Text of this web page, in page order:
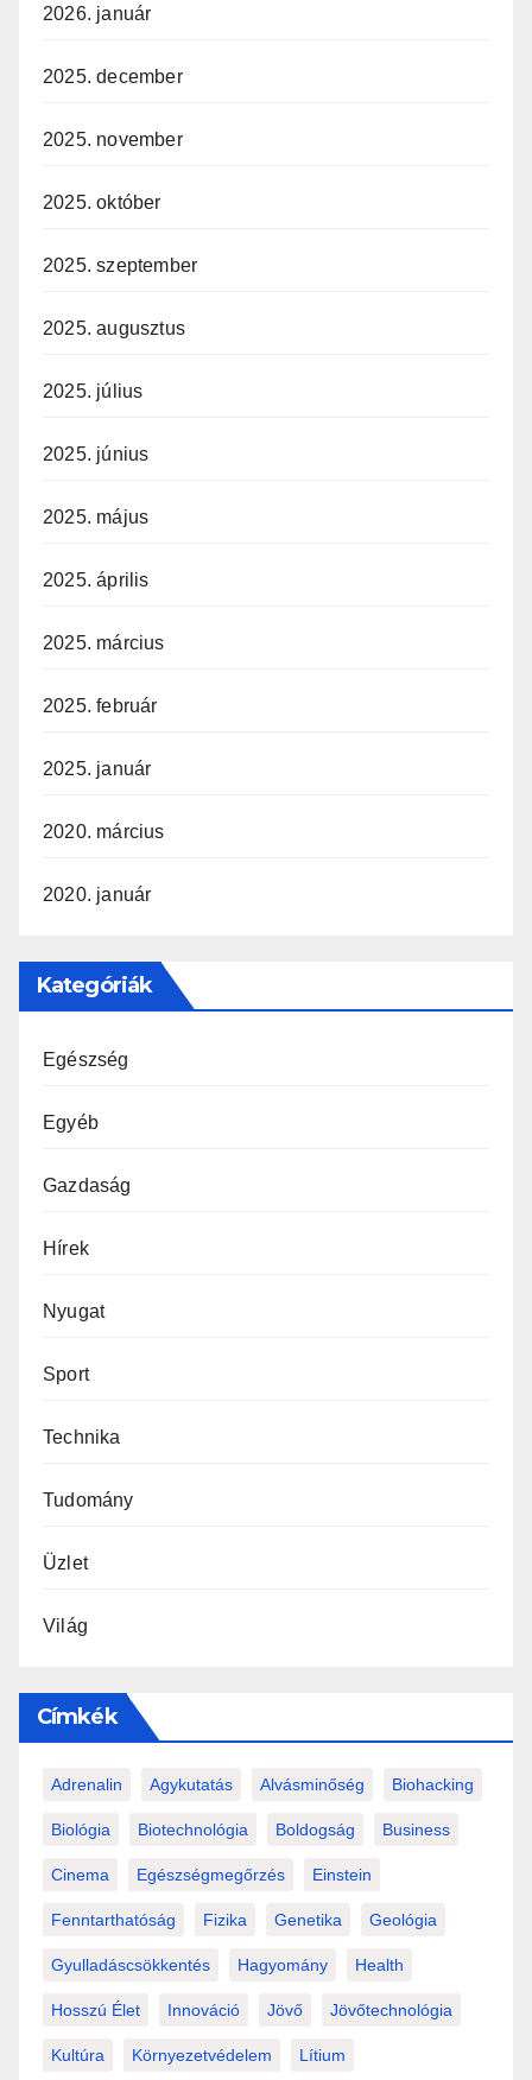
2026. január
2025. december
2025. november
2025. október
2025. szeptember
2025. augusztus
2025. július
2025. június
2025. május
2025. április
2025. március
2025. február
2025. január
2020. március
2020. január
Kategóriák
Egészség
Egyéb
Gazdaság
Hírek
Nyugat
Sport
Technika
Tudomány
Üzlet
Világ
Címkék
Adrenalin Agykutatás Alvásminőség Biohacking
Biológia Biotechnológia Boldogság Business
Cinema Egészségmegőrzés Einstein
Fenntarthatóság Fizika Genetika Geológia
Gyulladáscsökkentés Hagyomány Health
Hosszú Élet Innováció Jövő Jövőtechnológia
Kultúra Környezetvédelem Lítium